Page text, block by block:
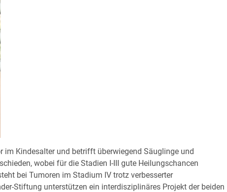
Kindesalter und betrifft überwiegend Säuglinge und
wobei für die Stadien I-III gute Heilungschancen
bei Tumoren im Stadium IV trotz verbesserter
Stiftung unterstützen ein interdisziplinäres Projekt der beiden